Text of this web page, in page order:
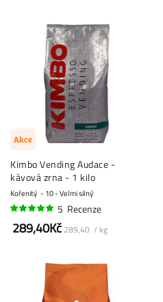
Akce
Kimbo Vending Audace -
kávová zrna - 1 kilo
Kořenitý 10 - Velmi silný
5 Recenze
289,40Kč 289,40 / kg